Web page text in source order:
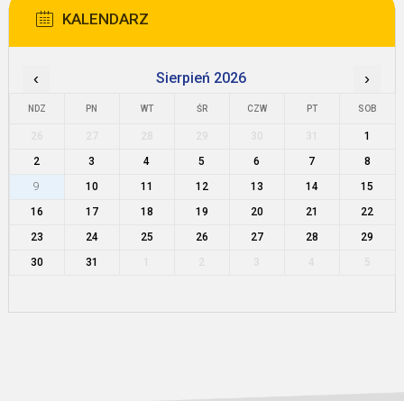
KALENDARZ
‹ Sierpień 2026 ›
NDZ PN WT ŚR CZW PT SOB
1
2
3 4 5 6 7
8
9
10 11 12 13 14
15
16
17 18 19 20 21
22
23
24 25 26 27 28
29
30
31